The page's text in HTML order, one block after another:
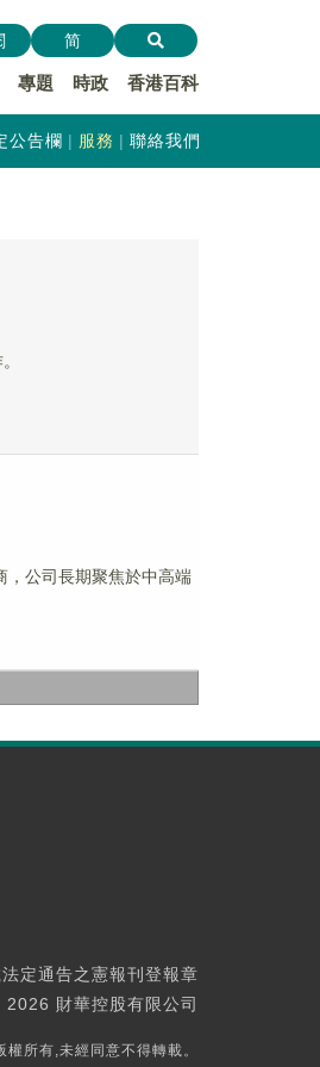
專題 時政 香港百科
简
公告欄 服務 聯絡我們
，公司長期聚焦於中高端
定通告之憲報刊登報章
財華控股有限公司
權所有,未經同意不得轉載。